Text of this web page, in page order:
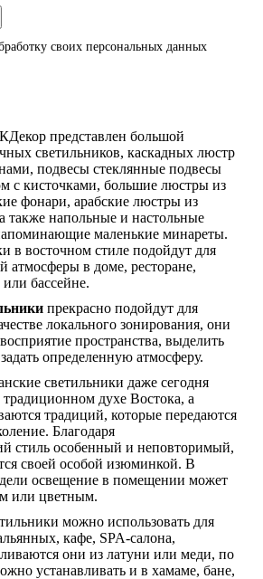
своих персональных данных
представлен большой
светильников, каскадных люстр
подвесы стеклянные подвесы
с кисточками, большие люстры из
фонари, арабские люстры из
также напольные и настольные
маленькие минареты.
в восточном стиле подойдут для
атмосферы в доме, ресторане,
бассейне.
прекрасно подойдут для
локального зонирования, они
пространства, выделить
определенную атмосферу.
светильники даже сегодня
традиционном духе Востока, а
традиций, которые передаются
Благодаря
стиль особенный и неповторимый,
своей особой изюминкой. В
освещение в помещении может
или цветным.
можно использовать для
кафе, SPA-салона,
они из латуни или меди, по
устанавливать и в хамаме, бане,